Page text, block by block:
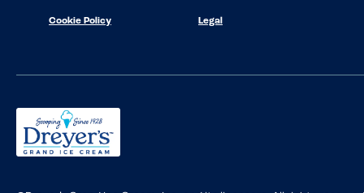
Cookie Policy Legal